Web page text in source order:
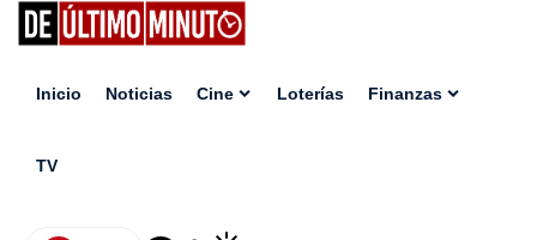
Inicio Noticias Cine Loterías Finanzas
TV